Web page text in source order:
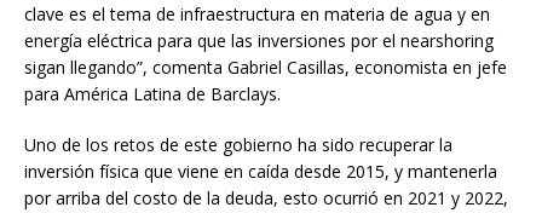
clave es el tema de infraestructura en materia de agua y en
energía eléctrica para que las inversiones por el nearshoring
sigan llegando”, comenta Gabriel Casillas, economista en jefe
para América Latina de Barclays.
Uno de los retos de este gobierno ha sido recuperar la
inversión física que viene en caída desde 2015, y mantenerla
por arriba del costo de la deuda, esto ocurrió en 2021 y 2022,